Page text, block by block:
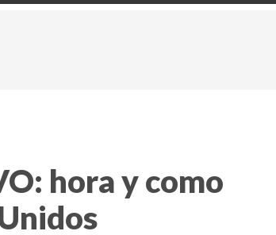
hora y como